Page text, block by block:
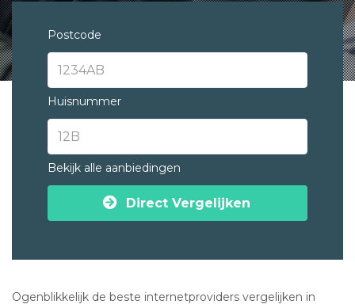
Postcode
Huisnummer
Bekijk alle aanbiedingen
Direct Vergelijken
Ogenblikkelijk de beste internetproviders vergelijken in